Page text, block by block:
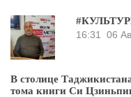
16:31
06
В столице
тома книги Си